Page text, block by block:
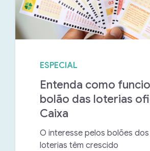
ESPECIAL
Entenda como
bolão das loterias
Caixa
O interesse pelos bolões
loterias têm crescido